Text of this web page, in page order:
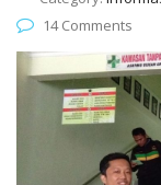
14 Comments